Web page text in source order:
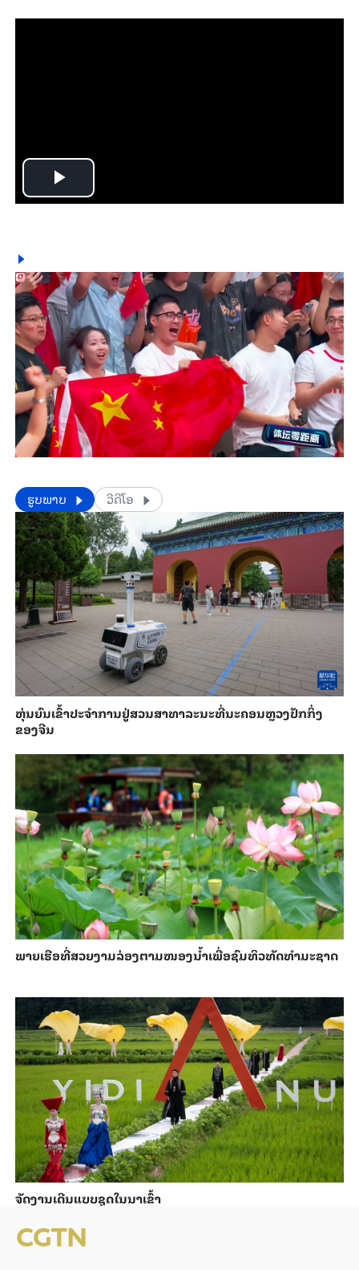
Play
​​ຮູບພາບ ວີດີໂອ
​ຫຸ່ນ​ຍົນ​ເຂົ້າ​ປະ​ຈຳ​ການ​ຢູ່​ສວນ​ສາ​ທາ​ລະ​ນະ​ທີ່​ນະ​ຄອນຫຼວງ​ປັກ​ກິ່ງ​
ຂອງ​ຈີນ
ພາຍ​ເຮືອທີ່​ສວຍ​ງາມ​ລ່ອງ​ຕາມ​​ໜອງນ້ຳ​​ເພື່ອ​ຊົມ​ທິວ​ທັດ​ທຳ​ມະ​ຊາດ
ຈັດງານເດີນແບບຊຸດໃນນາເຂົ້າ